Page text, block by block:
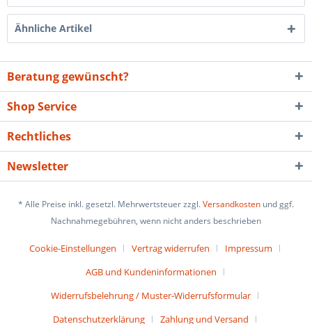
Ähnliche Artikel
Beratung gewünscht?
Shop Service
Rechtliches
Newsletter
* Alle Preise inkl. gesetzl. Mehrwertsteuer zzgl.Versandkosten und ggf.
Nachnahmegebühren, wenn nicht anders beschrieben
Cookie-Einstellungen Vertrag widerrufen
Impressum
AGB und Kundeninformationen
Widerrufsbelehrung / Muster-Widerrufsformular
Datenschutzerklärung
Zahlung und Versand